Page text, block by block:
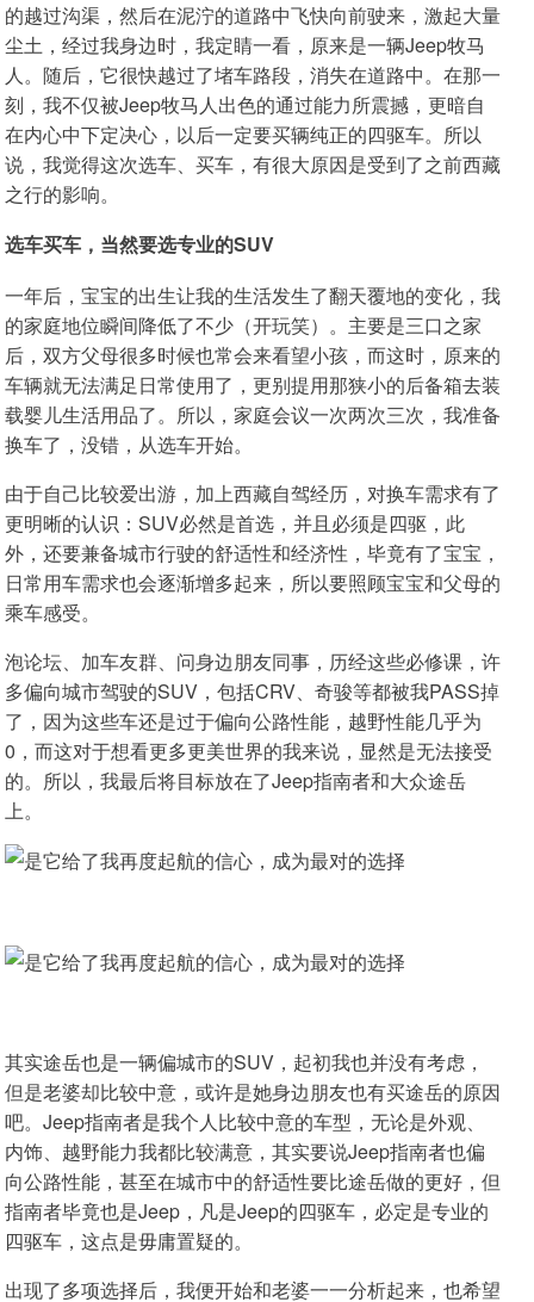
的越过沟渠，然后在泥泞的道路中飞快向前驶来，激起大量
尘土，经过我身边时，我定睛一看，原来是一辆Jeep牧马
人。随后，它很快越过了堵车路段，消失在道路中。在那一
刻，我不仅被Jeep牧马人出色的通过能力所震撼，更暗自
在内心中下定决心，以后一定要买辆纯正的四驱车。所以
说，我觉得这次选车、买车，有很大原因是受到了之前西藏
之行的影响。
选车买车，当然要选专业的SUV
一年后，宝宝的出生让我的生活发生了翻天覆地的变化，我
的家庭地位瞬间降低了不少（开玩笑）。主要是三口之家
后，双方父母很多时候也常会来看望小孩，而这时，原来的
车辆就无法满足日常使用了，更别提用那狭小的后备箱去装
载婴儿生活用品了。所以，家庭会议一次两次三次，我准备
换车了，没错，从选车开始。
由于自己比较爱出游，加上西藏自驾经历，对换车需求有了
更明晰的认识：SUV必然是首选，并且必须是四驱，此
外，还要兼备城市行驶的舒适性和经济性，毕竟有了宝宝，
日常用车需求也会逐渐增多起来，所以要照顾宝宝和父母的
乘车感受。
泡论坛、加车友群、问身边朋友同事，历经这些必修课，许
多偏向城市驾驶的SUV，包括CRV、奇骏等都被我PASS掉
了，因为这些车还是过于偏向公路性能，越野性能几乎为
0，而这对于想看更多更美世界的我来说，显然是无法接受
的。所以，我最后将目标放在了Jeep指南者和大众途岳
上。
其实途岳也是一辆偏城市的SUV，起初我也并没有考虑，
但是老婆却比较中意，或许是她身边朋友也有买途岳的原因
吧。Jeep指南者是我个人比较中意的车型，无论是外观、
内饰、越野能力我都比较满意，其实要说Jeep指南者也偏
向公路性能，甚至在城市中的舒适性要比途岳做的更好，但
指南者毕竟也是Jeep，凡是Jeep的四驱车，必定是专业的
四驱车，这点是毋庸置疑的。
出现了多项选择后，我便开始和老婆一一分析起来，也希望